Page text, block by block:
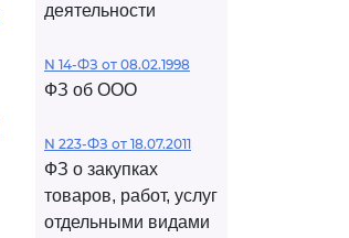
деятельности
N 14-ФЗ от 08.02.1998
ФЗ об ООО
N 223-ФЗ от 18.07.2011
ФЗ о закупках
товаров, работ, услуг
отдельными видами